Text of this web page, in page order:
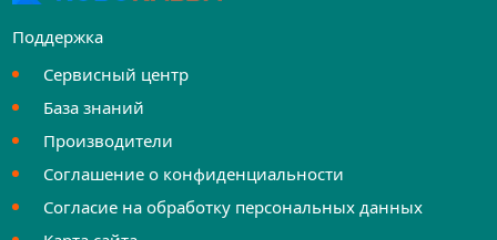
Поддержка
Сервисный центр
База знаний
Производители
Соглашение о конфиденциальности
Согласие на обработку персональных данных